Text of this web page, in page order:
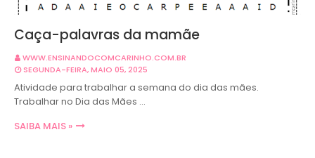
Caça-palavras da mamãe
WWW.ENSINANDOCOMCARINHO.COM.BR
SEGUNDA-FEIRA, MAIO 05, 2025
Atividade para trabalhar a semana do dia das mães.
Trabalhar no Dia das Mães …
SAIBA MAIS »